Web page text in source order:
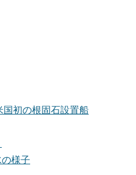
国初の根固石設置船
の様子